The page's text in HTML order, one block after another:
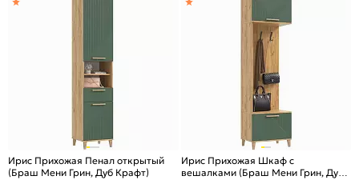
Ирис Прихожая Пенал открытый
(Браш Мени Грин, Дуб Крафт)
Ирис Прихожая Шкаф с
вешалками (Браш Мени Грин, Дуб